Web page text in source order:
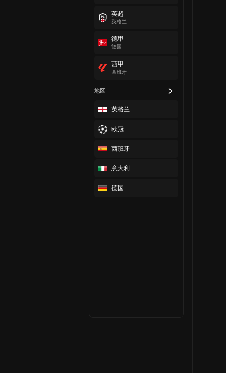
英超
英格兰
德甲
德国
西甲
西班牙
地区
英格兰
欧冠
西班牙
意大利
德国